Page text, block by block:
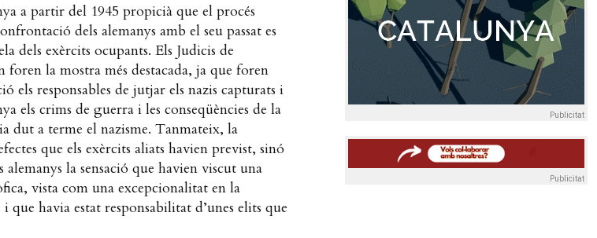
a partir del 1945 propicià que el procés
dels alemanys amb el seu passat es
dels exèrcits ocupants. Els Judicis de
la mostra més destacada, ja que foren
els responsables de jutjar els nazis capturats i
els crims de guerra i les conseqüències de la
dut a terme el nazisme. Tanmateix, la
que els exèrcits aliats havien previst, sinó
la sensació que havien viscut una
vista com una excepcionalitat en la
havia estat responsabilitat d’unes elits que
Publicitat
Publicitat